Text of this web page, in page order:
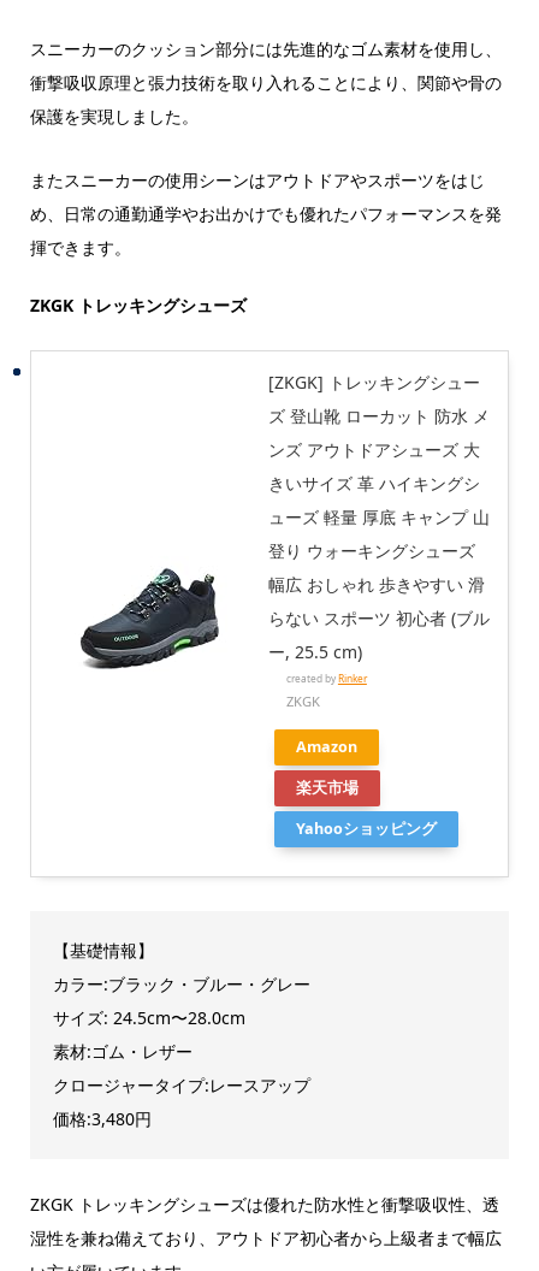
スニーカーのクッション部分には先進的なゴム素材を使用し、
衝撃吸収原理と張力技術を取り入れることにより、関節や骨の
保護を実現しました。
またスニーカーの使用シーンはアウトドアやスポーツをはじ
め、日常の通勤通学やお出かけでも優れたパフォーマンスを発
揮できます。
ZKGK トレッキングシューズ
[ZKGK] トレッキングシュー
ズ 登山靴 ローカット 防水 メ
ンズ アウトドアシューズ 大
きいサイズ 革 ハイキングシ
ューズ 軽量 厚底 キャンプ 山
登り ウォーキングシューズ
幅広 おしゃれ 歩きやすい 滑
らない スポーツ 初心者 (ブル
ー, 25.5 cm)
created byRinker
ZKGK
Amazon
楽天市場
Yahooショッピング
【基礎情報】
カラー:ブラック・ブルー・グレー
サイズ: 24.5cm〜28.0cm
素材:ゴム・レザー
クロージャータイプ:レースアップ
価格:3,480円
ZKGK トレッキングシューズは優れた防水性と衝撃吸収性、透
湿性を兼ね備えており、アウトドア初心者から上級者まで幅広